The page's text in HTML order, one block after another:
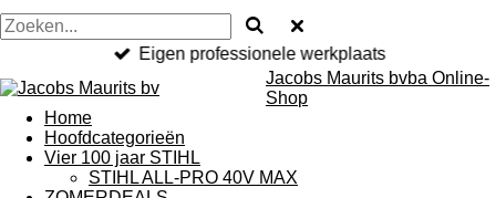
Eigen professionele werkplaats
Jacobs Maurits bvba Online-
Shop
Home
Hoofdcategorieën
Vier 100 jaar STIHL
STIHL ALL-PRO 40V MAX